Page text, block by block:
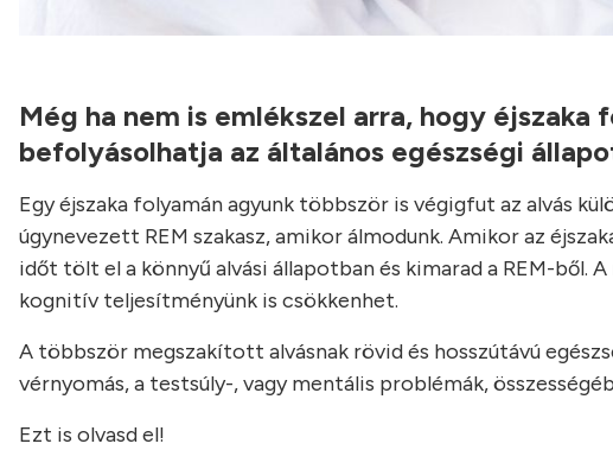
Még ha nem is emlékszel arra, hogy
befolyásolhatja az általános egészségi
Egy éjszaka folyamán agyunk többször is végigfut az alvás
úgynevezett REM szakasz, amikor álmodunk. Amikor az
időt tölt el a könnyű alvási állapotban és kimarad a REM-ből.
kognitív teljesítményünk is csökkenhet.
A többször megszakított alvásnak rövid és hosszútávú
vérnyomás, a testsúly-, vagy mentális problémák,
Ezt is olvasd el!